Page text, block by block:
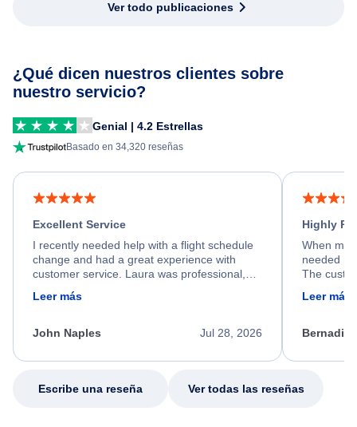
Ver todo publicaciones
¿Qué dicen nuestros clientes sobre
nuestro servicio?
Genial | 4.2 Estrellas
Basado en 34,320 reseñas
Excellent Service
I recently needed help with a flight schedule
change and had a great experience with
customer service. Laura was professional,
friendly, and very helpful throughout the
process. She quickly found a solution and
appreciate her excellent service.
Leer más
Jul 28, 2026
John Naples
Highly
When my
needed
The
calm,
my issue.
Leer más
Escribe una reseña Ver todas las reseñas